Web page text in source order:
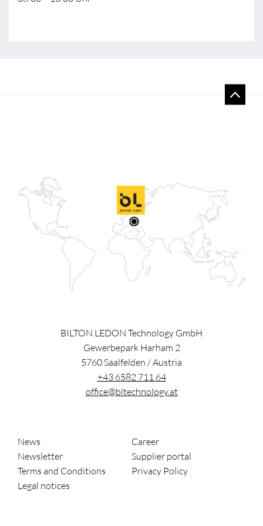
BILTON LEDON Technology GmbH
Gewerbepark Harham 2
5760Saalfelden /Austria
+43 6582 711 64
office@bltechnology.at
News
Career
Newsletter
Supplier portal
Terms and Conditions
Privacy Policy
Legal notices